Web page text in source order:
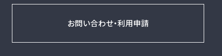
お問い合わせ・利用申請